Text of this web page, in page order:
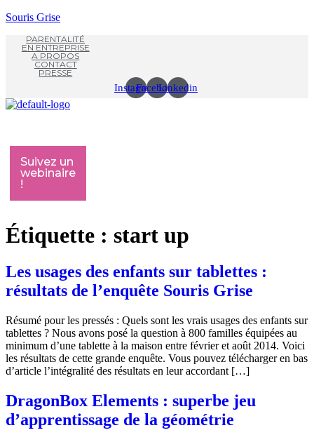
Souris Grise
PARENTALITÉ
EN ENTREPRISE
A PROPOS
CONTACT
PRESSE
InstagramFacebookLinkedin
Suivez un
webinaire
!
Étiquette : start up
Les usages des enfants sur tablettes :
résultats de l’enquête Souris Grise
Résumé pour les pressés : Quels sont les vrais usages des enfants sur
tablettes ? Nous avons posé la question à 800 familles équipées au
minimum d’une tablette à la maison entre février et août 2014. Voici
les résultats de cette grande enquête. Vous pouvez télécharger en bas
d’article l’intégralité des résultats en leur accordant […]
DragonBox Elements : superbe jeu
d’apprentissage de la géométrie